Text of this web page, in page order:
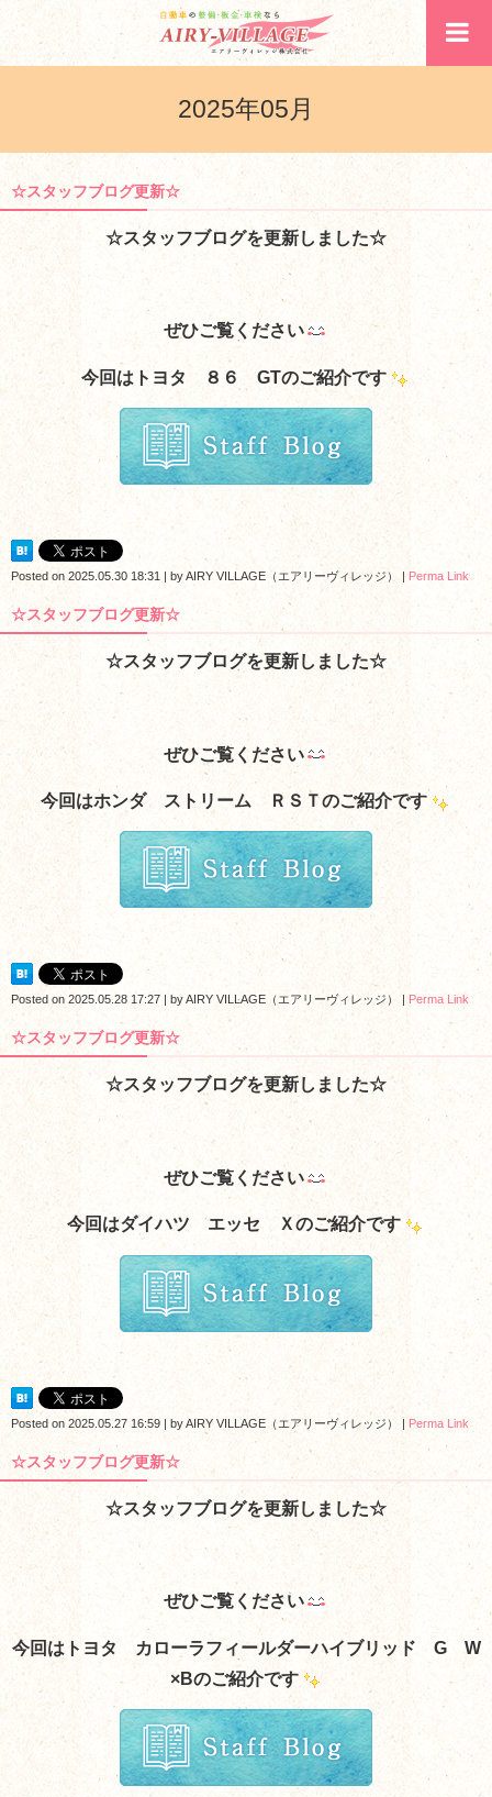
2025年05月
☆スタッフブログ更新☆
☆スタッフブログを更新しました☆
ぜひご覧ください
今回はトヨタ ８６ GTのご紹介です
Posted on 2025.05.30 18:31 | byAIRY VILLAGE（エアリーヴィレッジ） | Perma Link
☆スタッフブログ更新☆
☆スタッフブログを更新しました☆
ぜひご覧ください
今回はホンダ ストリーム ＲＳＴのご紹介です
Posted on 2025.05.28 17:27 byAIRY VILLAGE（エアリーヴィレッジ） Perma Link
☆スタッフブログ更新☆
☆スタッフブログを更新しました☆
ぜひご覧ください
今回はダイハツ エッセ Ｘのご紹介です
Posted on 2025.05.27 16:59 | byAIRY VILLAGE（エアリーヴィレッジ） | Perma Link
☆スタッフブログ更新☆
☆スタッフブログを更新しました☆
ぜひご覧ください
今回はトヨタ カローラフィールダーハイブリッド G W
×Bのご紹介です